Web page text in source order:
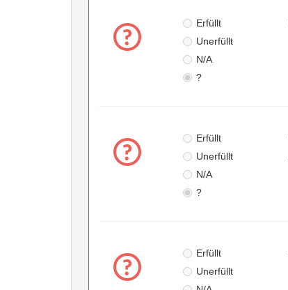
Erfüllt
Unerfüllt
N/A
?
Erfüllt
Unerfüllt
N/A
?
Erfüllt
Unerfüllt